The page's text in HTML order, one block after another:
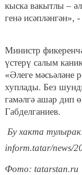
кыска вакытлы –
генә исәпләнгән»,
Министр
үстерү салым
«Әлеге мәсьәләне
хуплады. Без
гамәлгә ашар дип
Габделганиев.
Бу хакта
inform.tatar/news/
Фото: tatarstan.ru